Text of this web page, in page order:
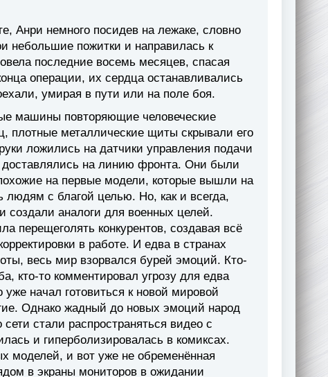
Анри немного посидев на лежаке, словно
небольшие пожитки и направилась к
последние восемь месяцев, спасая
операции, их сердца останавливались
умирая в пути или на поле боя.
машины повторяющие человеческие
плотные металлические щиты скрывали его
ложились на датчики управления подачи
доставлялись на линию фронта. Они были
на первые модели, которые вышли на
с благой целью. Но, как и всегда,
создали аналоги для военных целей.
перещеголять конкурентов, создавая всё
в работе. И едва в странах
весь мир взорвался бурей эмоций. Кто-
кто-то комментировал угрозу для едва
начал готовиться к новой мировой
Однако жадный до новых эмоций народ
стали распространяться видео с
и гиперболизировалась в комиксах.
моделей, и вот уже не обременённая
в экраны мониторов в ожидании